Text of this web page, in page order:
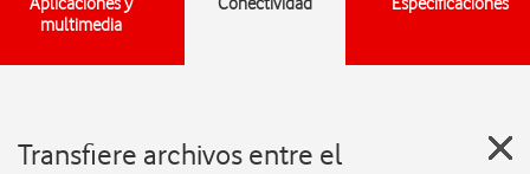
multimedia
Transfiere archivos entre el